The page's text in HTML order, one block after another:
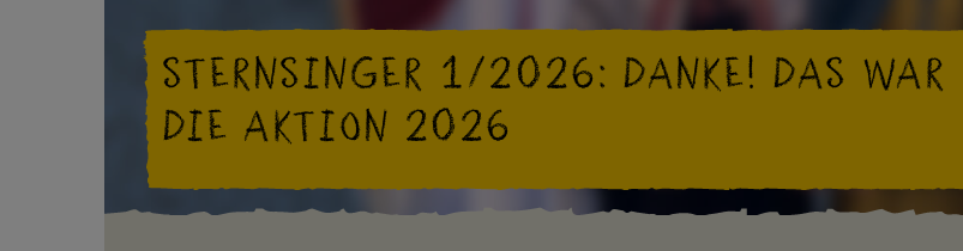
STERNSINGER 1/2026: DANKE! DAS WAR
DIE AKTION 2026